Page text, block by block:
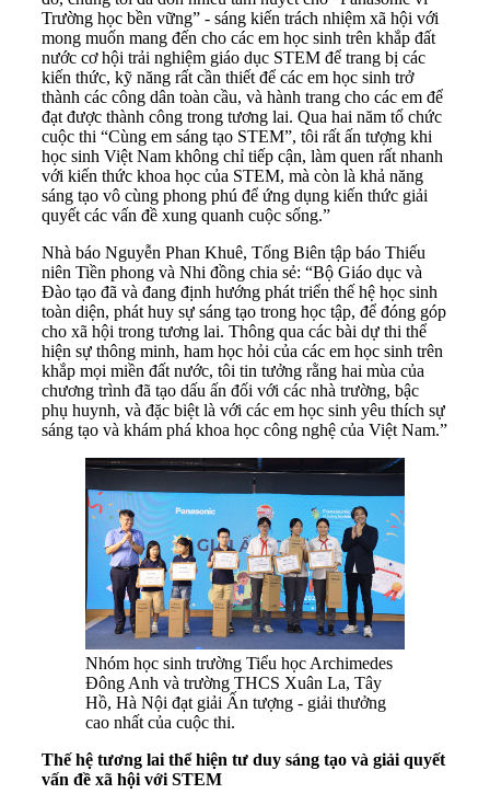
Trường học bền vững” - sáng kiến trách nhiệm xã hội với
mong muốn mang đến cho các em học sinh trên khắp đất
nước cơ hội trải nghiệm giáo dục STEM để trang bị các
kiến thức, kỹ năng rất cần thiết để các em học sinh trở
thành các công dân toàn cầu, và hành trang cho các em để
đạt được thành công trong tương lai. Qua hai năm tổ chức
cuộc thi “Cùng em sáng tạo STEM”, tôi rất ấn tượng khi
học sinh Việt Nam không chỉ tiếp cận, làm quen rất nhanh
với kiến thức khoa học của STEM, mà còn là khả năng
sáng tạo vô cùng phong phú để ứng dụng kiến thức giải
quyết các vấn đề xung quanh cuộc sống.”
Nhà báo Nguyễn Phan Khuê, Tổng Biên tập báo Thiếu
niên Tiền phong và Nhi đồng chia sẻ: “Bộ Giáo dục và
Đào tạo đã và đang định hướng phát triển thế hệ học sinh
toàn diện, phát huy sự sáng tạo trong học tập, để đóng góp
cho xã hội trong tương lai. Thông qua các bài dự thi thể
hiện sự thông minh, ham học hỏi của các em học sinh trên
khắp mọi miền đất nước, tôi tin tưởng rằng hai mùa của
chương trình đã tạo dấu ấn đối với các nhà trường, bậc
phụ huynh, và đặc biệt là với các em học sinh yêu thích sự
sáng tạo và khám phá khoa học công nghệ của Việt Nam.”
Nhóm học sinh trường Tiểu học Archimedes
Đông Anh và trường THCS Xuân La, Tây
Hồ, Hà Nội đạt giải Ấn tượng - giải thưởng
cao nhất của cuộc thi.
Thế hệ tương lai thể hiện tư duy sáng tạo và giải quyết
vấn đề xã hội với STEM